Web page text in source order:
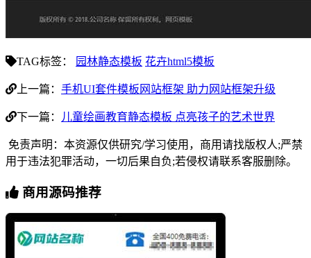
TAG标签： 园林静态模板 花卉html5模板
上一篇： 手机UI套件模板网站框架 助力网站框架升级
下一篇： 儿童绘画教育静态模板 点亮孩子的艺术世界
免责声明：本资源仅供研究/学习使用，商用请找版权人;严禁
用于违法犯罪活动，一切后果自负;若侵权请联系客服删除。
商用源码推荐